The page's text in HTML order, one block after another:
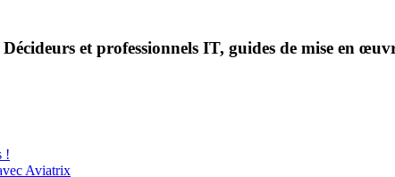
et professionnels IT, guides de mise en
!
Aviatrix